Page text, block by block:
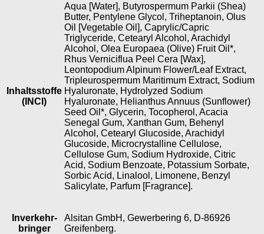
Inhaltsstoffe
(INCI)
Aqua [Water], Butyrospermum Parkii (Shea)
Butter, Pentylene Glycol, Triheptanoin, Olus
Oil [Vegetable Oil], Caprylic/Capric
Triglyceride, Cetearyl Alcohol, Arachidyl
Alcohol, Olea Europaea (Olive) Fruit Oil*,
Rhus Verniciflua Peel Cera [Wax],
Leontopodium Alpinum Flower/Leaf Extract,
Tripleurospermum Maritimum Extract, Sodium
Hyaluronate, Hydrolyzed Sodium
Hyaluronate, Helianthus Annuus (Sunflower)
Seed Oil*, Glycerin, Tocopherol, Acacia
Senegal Gum, Xanthan Gum, Behenyl
Alcohol, Cetearyl Glucoside, Arachidyl
Glucoside, Microcrystalline Cellulose,
Cellulose Gum, Sodium Hydroxide, Citric
Acid, Sodium Benzoate, Potassium Sorbate,
Sorbic Acid, Linalool, Limonene, Benzyl
Salicylate, Parfum [Fragrance].
Inverkehr­
bringer
Alsitan GmbH, Gewerbering 6, D-86926
Greifenberg.